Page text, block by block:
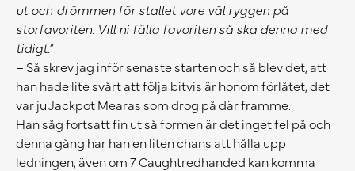
ut och drömmen för stallet vore väl ryggen på
storfavoriten. Vill ni fälla favoriten så ska denna med
tidigt.”
– Så skrev jag inför senaste starten och så blev det, att
han hade lite svårt att följa bitvis är honom förlåtet, det
var ju Jackpot Mearas som drog på där framme.
Han såg fortsatt fin ut så formen är det inget fel på och
denna gång har han en liten chans att hålla upp
ledningen, även om 7 Caughtredhanded kan komma